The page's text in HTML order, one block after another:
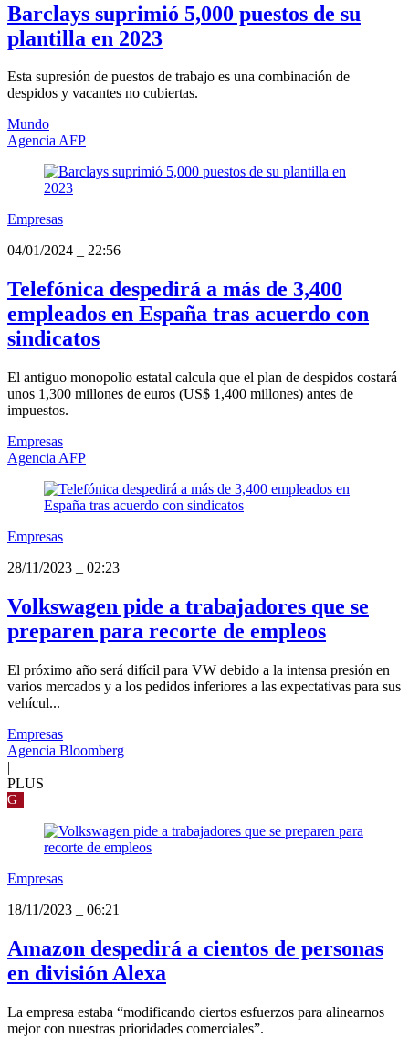
Barclays suprimió 5,000 puestos de su
plantilla en 2023
Esta supresión de puestos de trabajo es una combinación de
despidos y vacantes no cubiertas.
Mundo
Agencia AFP
Empresas
04/01/2024
22:56
Telefónica despedirá a más de 3,400
empleados en España tras acuerdo con
sindicatos
El antiguo monopolio estatal calcula que el plan de despidos costará
unos 1,300 millones de euros (US$ 1,400 millones) antes de
impuestos.
Empresas
Agencia AFP
Empresas
28/11/2023
02:23
Volkswagen pide a trabajadores que se
preparen para recorte de empleos
El próximo año será difícil para VW debido a la intensa presión en
varios mercados y a los pedidos inferiores a las expectativas para sus
vehícul...
Empresas
Agencia Bloomberg
|
PLUS
G
Empresas
18/11/2023
06:21
Amazon despedirá a cientos de personas
en división Alexa
La empresa estaba “modificando ciertos esfuerzos para alinearnos
mejor con nuestras prioridades comerciales”.